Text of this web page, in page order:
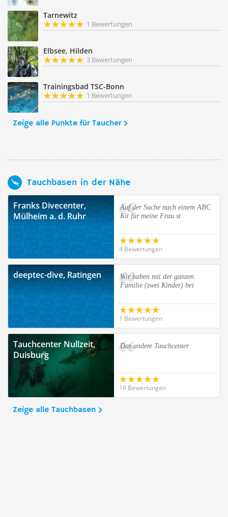
Tarnewitz
1 Bewertungen
Elbsee, Hilden
3 Bewertungen
Trainingsbad TSC-Bonn
1 Bewertungen
Zeige alle Punkte für Taucher
Tauchbasen in der Nähe
Franks Divecenter,
Mülheim a. d. Ruhr
Auf der Suche nach einem ABC
Kit für meine Frau st
4 Bewertungen
deeptec-dive, Ratingen
Wir haben mit der ganzen
Familie (zwei Kinder) bei
1 Bewertungen
Tauchcenter Nullzeit,
Duisburg
Das andere Tauchcenter
18 Bewertungen
Zeige alle Tauchbasen